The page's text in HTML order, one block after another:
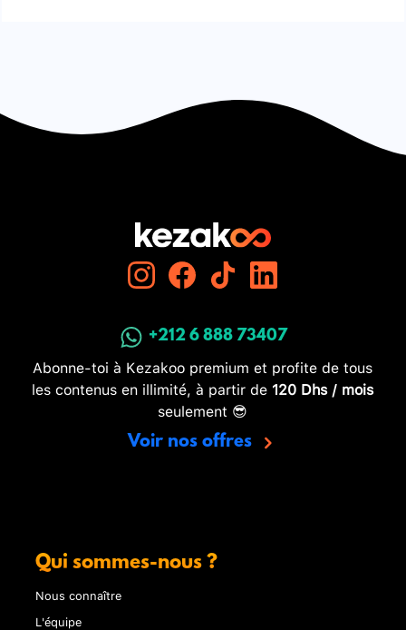
+212 6 888 73407
Abonne-toi à Kezakoo premium et profite de tous
les contenus en illimité, à partir de 120 Dhs / mois
seulement 😎
Voir nos offres
Qui sommes-nous ?
Nous connaître
L'équipe